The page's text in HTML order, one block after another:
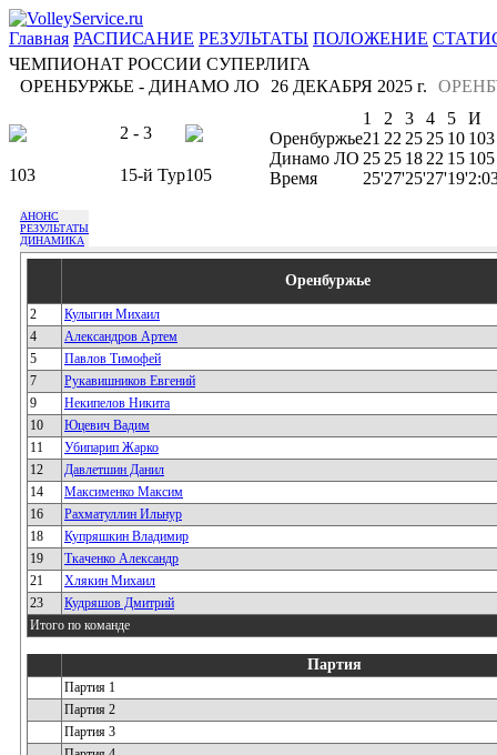
Главная РАСПИСАНИЕ РЕЗУЛЬТАТЫ ПОЛОЖЕНИЕ
ЧЕМПИОНАТ РОССИИ СУПЕРЛИГА
ОРЕНБУРЖЬЕ - ДИНАМО ЛО
26 ДЕКАБРЯ 2025 г.
2 - 3
103 15-й Тур105
1 2 3 4 5
И
Оренбуржье21 22 25 25 10 103
Динамо ЛО 25 25 18 22 15 105
Время
25'27'25'27'19'
АНОНС
РЕЗУЛЬТАТЫ
ДИНАМИКА
Оренбуржье
2
Кулыгин Михаил
4
Александров Артем
5
Павлов Тимофей
7
Рукавишников Евгений
9
Некипелов Никита
10
Юцевич Вадим
11
Убипарип Жарко
12
Давлетшин Данил
14
Максименко Максим
16
Рахматуллин Ильнур
18
Купряшкин Владимир
19
Ткаченко Александр
21
Хлякин Михаил
23
Кудряшов Дмитрий
Итого по команде
Партия
Партия 1
Партия 2
Партия 3